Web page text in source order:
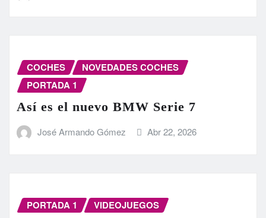
COCHES
NOVEDADES COCHES
PORTADA 1
Así es el nuevo BMW Serie 7
José Armando Gómez Abr 22, 2026
PORTADA 1 VIDEOJUEGOS